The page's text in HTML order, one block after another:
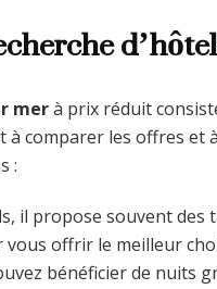
merà prix réduit
à comparer les offres et
:
il propose souvent des
offrir le meilleur
bénéficier de nuits